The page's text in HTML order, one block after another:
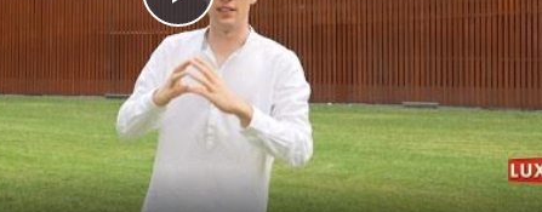
Play
Video